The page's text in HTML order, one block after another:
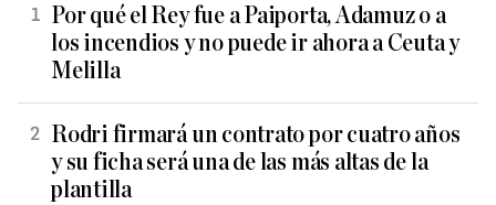
Por qué el Rey fue a Paiporta, Adamuz o a
los incendios y no puede ir ahora a Ceuta y
Melilla
Rodri firmará un contrato por cuatro años
y su ficha será una de las más altas de la
plantilla